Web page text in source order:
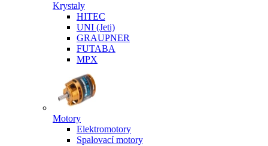
Krystaly
HITEC
UNI (Jeti)
GRAUPNER
FUTABA
MPX
Motory
Elektromotory
Spalovací motory